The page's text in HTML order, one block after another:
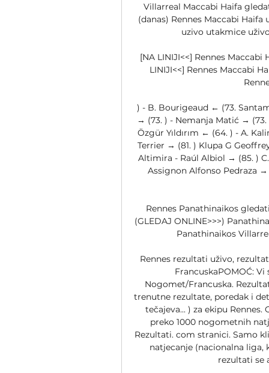
Villarreal Maccabi Haifa
(danas) Rennes Maccabi
uzivo utakmice
[NA LINIJI<<] Rennes
LINIJI<<] Rennes Maccabi
) - B. Bourigeaud ← (73.
→ (73. ) - Nemanja Matić →
Özgür Yıldırım ← (64. ) - A.
Terrier → (81. ) Klupa G
Altimira - Raúl Albiol → (85. )
Assignon Alfonso Pedraza →
Rennes Panathinaikos
(GLEDAJ ONLINE>>>)
Panathinaikos
Rennes rezultati uživo,
FrancuskaPOMOĆ:
Nogomet/Francuska.
trenutne rezultate, poredak i
tečajeva... ) za ekipu
preko 1000 nogometnih
Rezultati. com stranici. Samo
natjecanje (nacionalna liga,
rezultati se